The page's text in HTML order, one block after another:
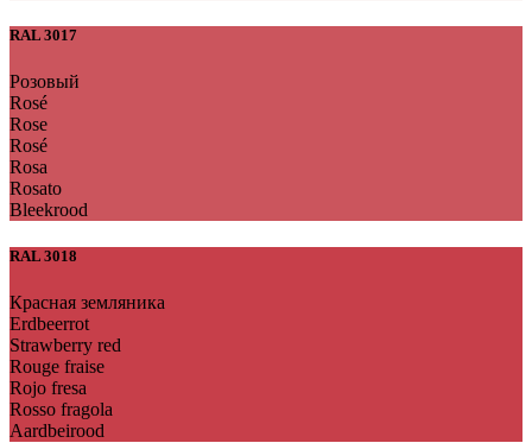
RAL 3017
Розовый
Rosé
Rose
Rosé
Rosa
Rosato
Bleekrood
RAL 3018
Красная земляника
Erdbeerrot
Strawberry red
Rouge fraise
Rojo fresa
Rosso fragola
Aardbeirood